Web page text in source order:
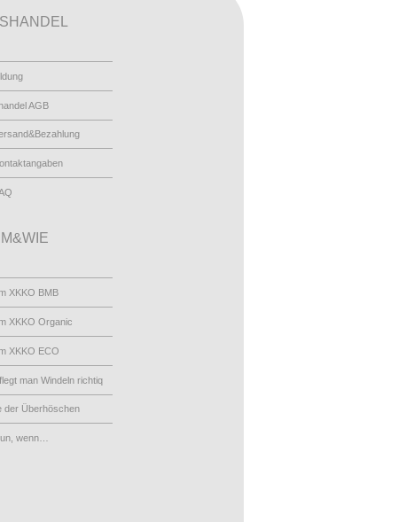
AGB
XKKO BMB
XKKO Organic
XKKO ECO
man Windeln richtiq
der Überhöschen
wenn…